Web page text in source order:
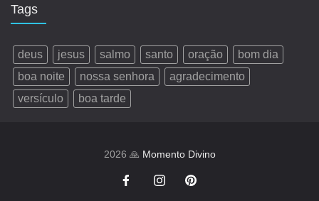
Tags
deus jesus salmo santo oração
bom dia
boa noite
nossa senhora
agradecimento
versículo
boa tarde
2026 🙏 Momento Divino